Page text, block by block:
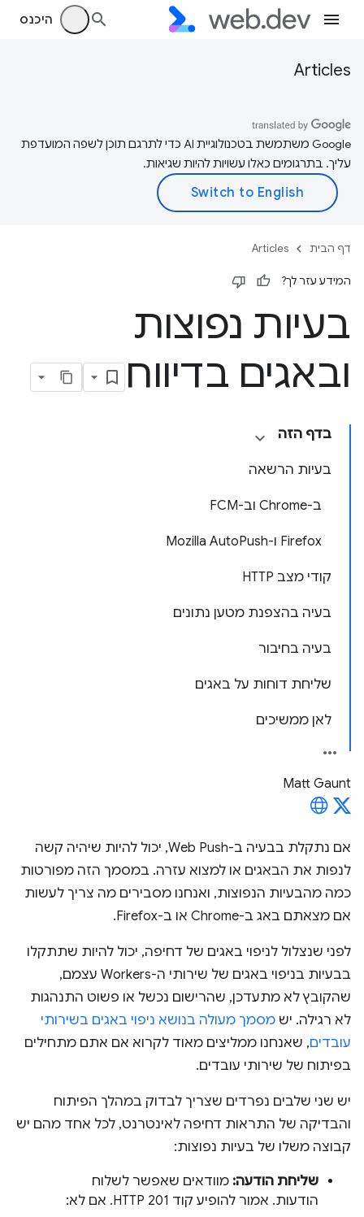
היכנס
Articles
‫Google משתמשת בטכנולוגיית AI כדי לתרגם תוכן לשפה המועדפת
עליך. בתרגומים כאלו עשויות להיות שגיאות.
דף הבית Articles
המידע עזר לך?
בעיות נפוצות
ובאגים בדיווח
בדף הזה
בעיות הרשאה
ב-Chrome וב-FCM
Firefox ו-Mozilla AutoPush
קודי מצב HTTP
בעיה בהצפנת מטען נתונים
בעיה בחיבור
שליחת דוחות על באגים
לאן ממשיכים
Matt Gaunt
אם נתקלת בבעיה ב-Web Push, יכול להיות שיהיה קשה
לנפות את הבאגים או למצוא עזרה. במסמך הזה מפורטות
כמה מהבעיות הנפוצות, ואנחנו מסבירים מה צריך לעשות
אם מצאתם באג ב-Chrome או ב-Firefox.
לפני שנצלול לניפוי באגים של דחיפה, יכול להיות שתתקלו
בבעיות בניפוי באגים של שירותי ה-Workers עצמם,
שהקובץ לא מתעדכן, שהרישום נכשל או פשוט התנהגות
לא רגילה. יש מסמך מעולה בנושא ניפוי באגים בשירותי
עובדים, שאנחנו ממליצים מאוד לקרוא אם אתם מתחילים
בפיתוח של שירותי עובדים.
יש שני שלבים נפרדים שצריך לבדוק במהלך הפיתוח
והבדיקה של התראות דחיפה לאינטרנט, לכל אחד מהם יש
קבוצה משלו של בעיות נפוצות:
שליחת הודעה: מוודאים שאפשר לשלוח
הודעות. אמור להופיע קוד HTTP 201. אם לא: